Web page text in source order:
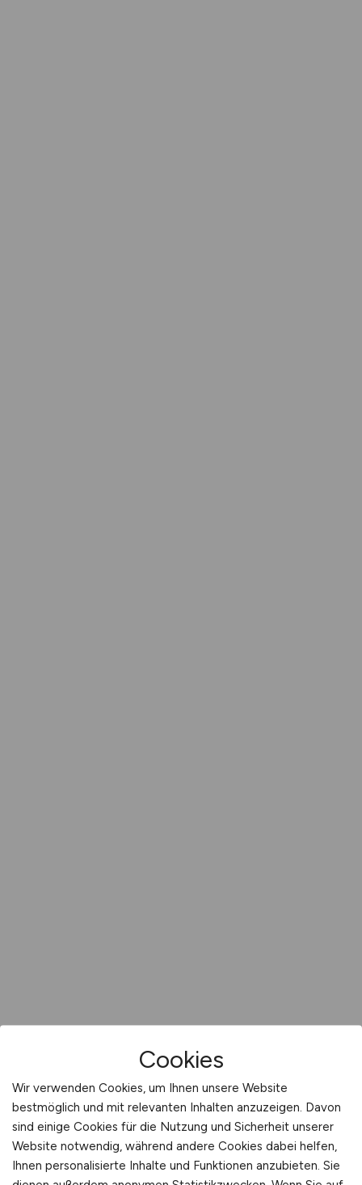
Cookies
Wir verwenden Cookies, um Ihnen unsere Website
bestmöglich und mit relevanten Inhalten anzuzeigen. Davon
sind einige Cookies für die Nutzung und Sicherheit unserer
Website notwendig, während andere Cookies dabei helfen,
Ihnen personalisierte Inhalte und Funktionen anzubieten. Sie